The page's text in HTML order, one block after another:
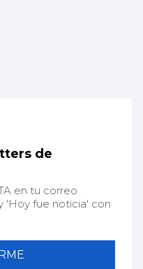
de
en tu correo
'Hoy fue noticia' con